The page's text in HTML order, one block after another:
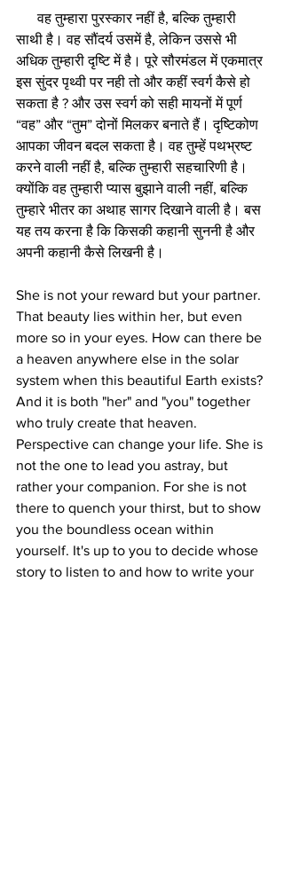
वह तुम्हारा पुरस्कार नहीं है, बल्कि तुम्हारी
साथी है। वह सौंदर्य उसमें है, लेकिन उससे भी
अधिक तुम्हारी दृष्टि में है। पूरे सौरमंडल में एकमात्र
इस सुंदर पृथ्वी पर नही तो और कहीं स्वर्ग कैसे हो
सकता है ? और उस स्वर्ग को सही मायनों में पूर्ण
“वह” और “तुम” दोनों मिलकर बनाते हैं। दृष्टिकोण
आपका जीवन बदल सकता है। वह तुम्हें पथभ्रष्ट
करने वाली नहीं है, बल्कि तुम्हारी सहचारिणी है।
क्योंकि वह तुम्हारी प्यास बुझाने वाली नहीं, बल्कि
तुम्हारे भीतर का अथाह सागर दिखाने वाली है। बस
यह तय करना है कि किसकी कहानी सुननी है और
अपनी कहानी कैसे लिखनी है।
She is not your reward but your partner.
That beauty lies within her, but even
more so in your eyes. How can there be
a heaven anywhere else in the solar
system when this beautiful Earth exists?
And it is both "her" and "you" together
who truly create that heaven.
Perspective can change your life. She is
not the one to lead you astray, but
rather your companion. For she is not
there to quench your thirst, but to show
you the boundless ocean within
yourself. It's up to you to decide whose
story to listen to and how to write your